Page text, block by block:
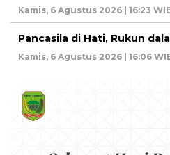
Kamis, 6 Agustus 2026 | 16:23
Pancasila di Hati, Rukun
Kamis, 6 Agustus 2026 | 16:06